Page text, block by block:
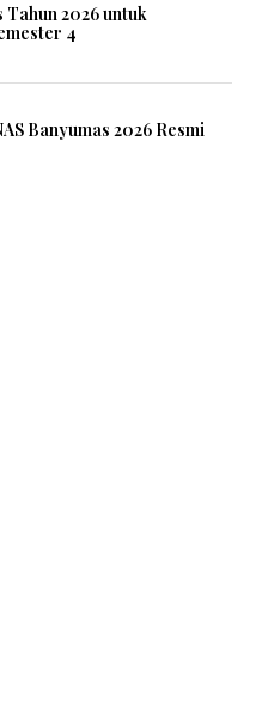
2026 untuk
4
Banyumas 2026 Resmi